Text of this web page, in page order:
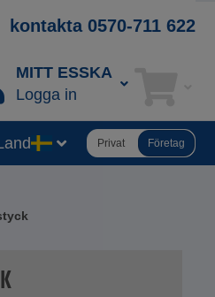
kontakta 0570-711 622
MITT ESSKA
Logga in
Privat Företag